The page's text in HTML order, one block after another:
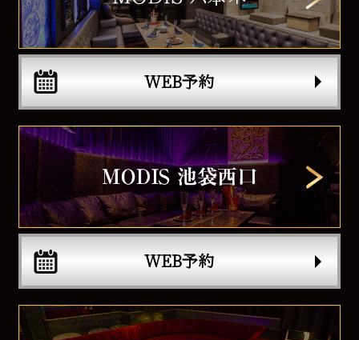
WEB予約
WEB予約